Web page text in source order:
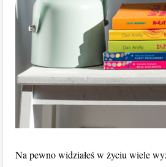
Na pewno widziałeś w życiu wiele